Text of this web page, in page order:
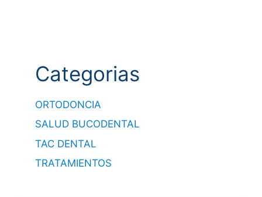
Categorias
ORTODONCIA
SALUD BUCODENTAL
TAC DENTAL
TRATAMIENTOS